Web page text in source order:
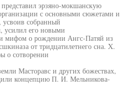
эрзяно-мокшанскую
с основными сюжетами и
собранный
усилил его новыми
мифом о рождении Ангс-Патяй из
от тридцатилетнего сна. X.
о сотворении
Масторавс и других божествах,
концепцию П. И. Мельникова-